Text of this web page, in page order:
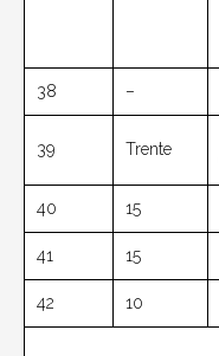
38 –
39 Trente
40 15
41 15
42 10